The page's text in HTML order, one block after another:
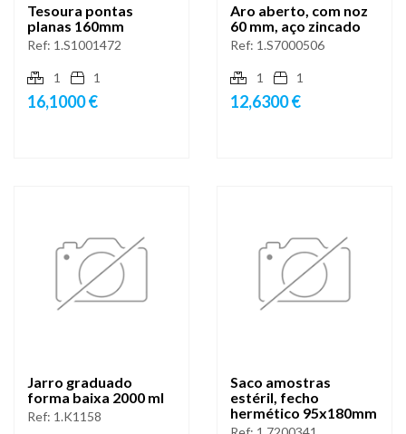
Tesoura pontas
planas 160mm
Ref: 1.S1001472
1 1
16,1000 €
Aro aberto, com noz
60 mm, aço zincado
Ref: 1.S7000506
1 1
12,6300 €
Jarro graduado
forma baixa 2000 ml
Ref: 1.K1158
Saco amostras
estéril, fecho
hermético 95x180mm